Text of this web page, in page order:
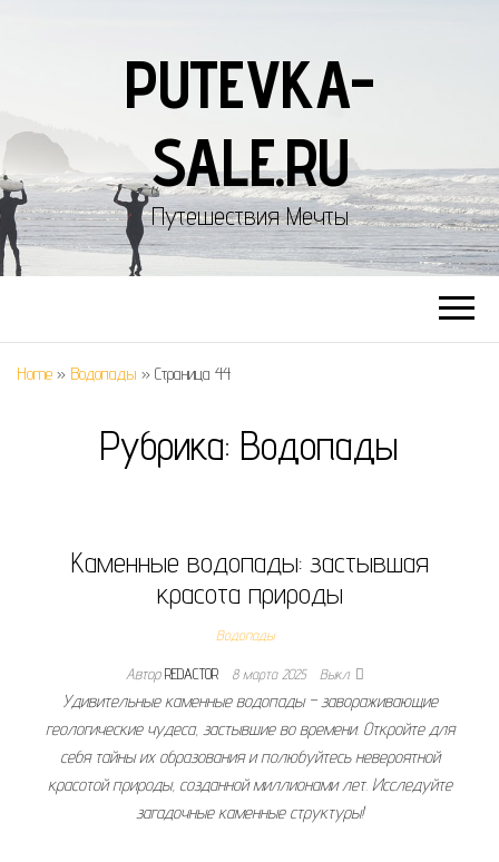
PUTEVKA-
SALE.RU
Путешествия Мечты
Home » Водопады » Страница 44
Рубрика: Водопады
Каменные водопады: застывшая
красота природы
Водопады
АвторREDACTOR 8 марта 2025 Выкл.
Удивительные каменные водопады – завораживающие
геологические чудеса, застывшие во времени. Откройте для
себя тайны их образования и полюбуйтесь невероятной
красотой природы, созданной миллионами лет. Исследуйте
загадочные каменные структуры!